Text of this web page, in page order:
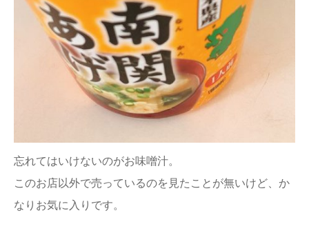
忘れてはいけないのがお味噌汁。
このお店以外で売っているのを見たことが無いけど、か
なりお気に入りです。